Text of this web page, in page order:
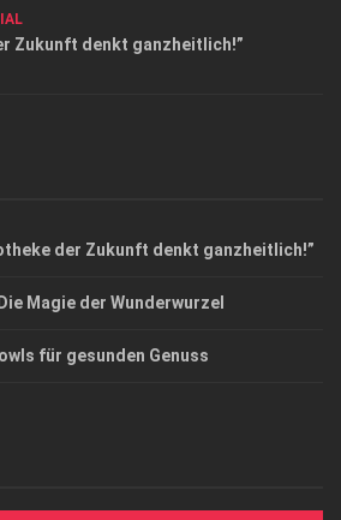
/ Ostsachsen
Zukunft denkt ganzheitlich!”
der Zukunft denkt ganzheitlich!”
Magie der Wunderwurzel
für gesunden Genuss